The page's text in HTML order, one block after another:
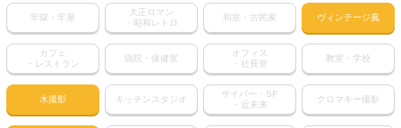
牢獄・牢屋
大正ロマン
・昭和レトロ
和室・古民家 ヴィンテージ風
カフェ
・レストラン
病院・保健室
オフィス
・社長室
教室・学校
水撮影 キッチンスタジオ
サイバー・SF
・近未来
クロマキー撮影